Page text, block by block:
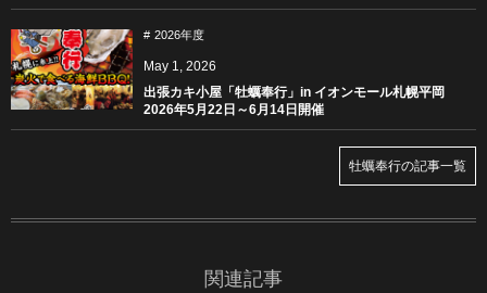
2026年度
May 1, 2026
出張カキ小屋「牡蠣奉行」in イオンモール札幌平岡
2026年5月22日～6月14日開催
牡蠣奉行の記事一覧
関連記事